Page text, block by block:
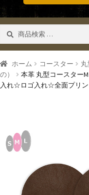
対
象:
検索
ホーム コースター
の）
本革 丸型コースター
入れ☆ロゴ入れ☆全面プリ